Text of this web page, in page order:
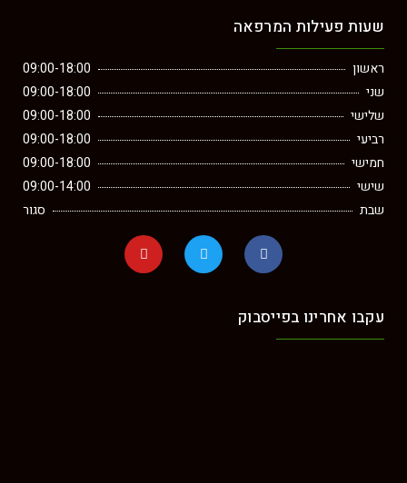
שעות פעילות המרפאה
ראשון
09:00-18:00
שני
09:00-18:00
שלישי
09:00-18:00
רביעי
09:00-18:00
חמישי
09:00-18:00
שישי
09:00-14:00
שבת
סגור
עקבו אחרינו בפייסבוק